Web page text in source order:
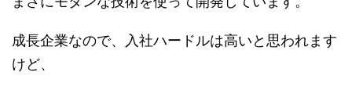
成長企業なので、入社ハードルは高いと思われます
けど、